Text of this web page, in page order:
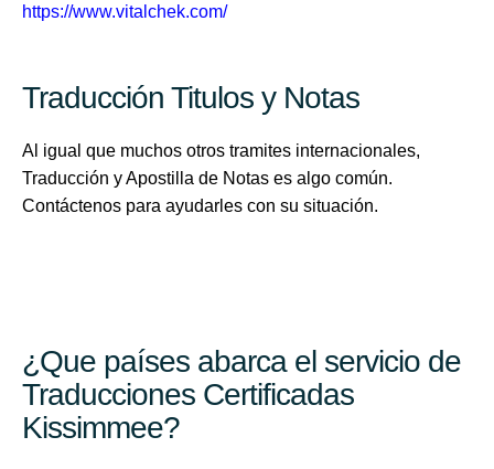
https://www.vitalchek.com/
Traducción Titulos y Notas
Al igual que muchos otros tramites internacionales,
Traducción y Apostilla de Notas es algo común.
Contáctenos para ayudarles con su situación.
¿Que países abarca el servicio de
Traducciones Certificadas
Kissimmee?